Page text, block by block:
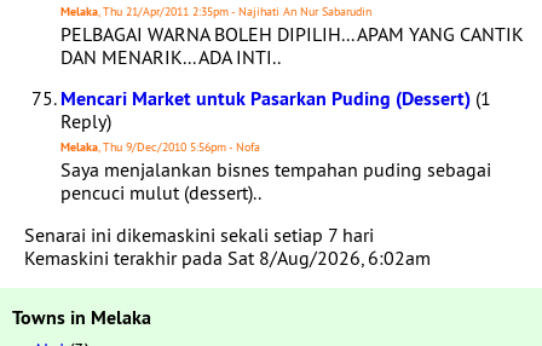
Melaka, Thu 21/Apr/2011 2:35pm - Najihati An Nur Sabarudin
PELBAGAI WARNA BOLEH DIPILIH... APAM YANG CANTIK
DAN MENARIK... ADA INTI..
Mencari Market untuk Pasarkan Puding (Dessert) (1
Reply)
Melaka, Thu 9/Dec/2010 5:56pm - Nofa
Saya menjalankan bisnes tempahan puding sebagai
pencuci mulut (dessert)..
Senarai ini dikemaskini sekali setiap 7 hari
Kemaskini terakhir pada Sat 8/Aug/2026, 6:02am
Towns in Melaka